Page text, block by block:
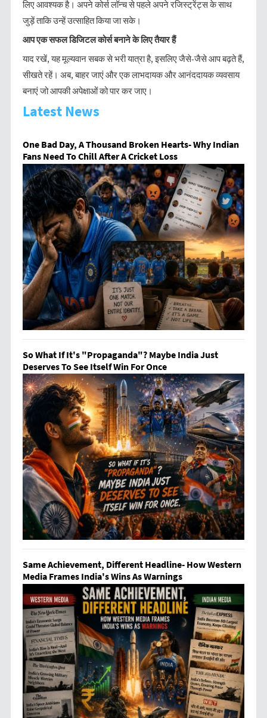
लिए आवश्यक है। अपने कोर्स लॉन्च से पहले अपने रजिस्ट्रेंट्स के साथ
जुड़ें ताकि उन्हें उत्साहित किया जा सके।
आपएकसफलडिजिटलकोर्सबनानेकेलिएतैयारहैं
याद रखें, यह मूल्यवान सबक से भरी यात्रा है, इसलिए जैसे-जैसे आप बढ़ते हैं,
सीखते रहें। अब, बाहर जाएं और एक लाभदायक और आनंददायक व्यवसाय
बनाएं जो आपकी अपेक्षाओं को पार कर जाए।
Latest News
One Bad Day, A Thousand Broken Hearts- Why Indian
Fans Need To Chill After A Cricket Loss
So What If It's "Propaganda"? Maybe India Just
Deserves To See Itself Win For Once
Same Achievement, Different Headline- How Western
Media Frames India's Wins As Warnings